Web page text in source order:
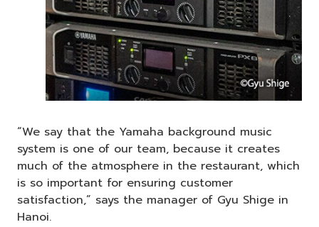
“We say that the Yamaha background music
system is one of our team, because it creates
much of the atmosphere in the restaurant, which
is so important for ensuring customer
satisfaction,” says the manager of Gyu Shige in
Hanoi.